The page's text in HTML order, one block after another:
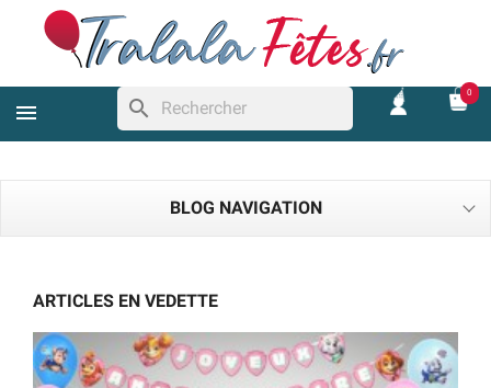
search
0
BLOG NAVIGATION
ARTICLES EN VEDETTE